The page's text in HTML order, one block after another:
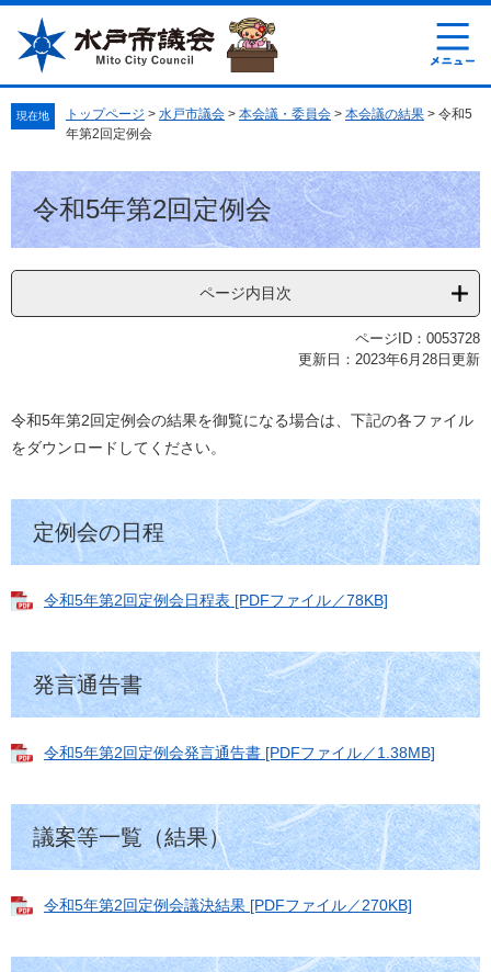
ペ
先
頭
す
メ
を
飛
し
文
現在地 トップページ > 水戸市議会 > 本会議・委員会 > 本会議の結果 > 令和5
年第2回定例会
令和5年第2回定例会
ページ内目次
ページID：0053728
更新日：2023年6月28日更新
令和5年第2回定例会の結果を御覧になる場合は、下記の各ファイル
をダウンロードしてください。
定例会の日程
令和5年第2回定例会日程表 [PDFファイル／78KB]
発言通告書
令和5年第2回定例会発言通告書 [PDFファイル／1.38MB]
議案等一覧（結果）
令和5年第2回定例会議決結果 [PDFファイル／270KB]